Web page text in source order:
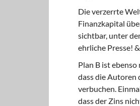
Die verzerrte
Finanzkapital
sichtbar, unter
ehrliche Presse!
Plan B ist
dass die
verbuchen.
dass der Zins